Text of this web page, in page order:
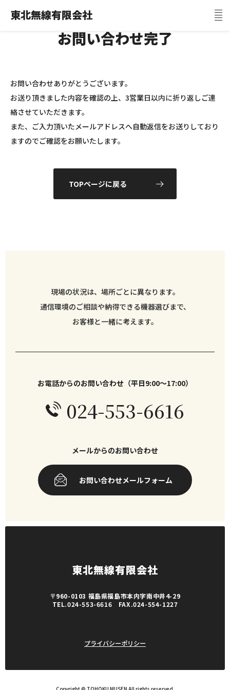
東北無線有限会社
お問い合わせ完了
お問い合わせありがとうございます。
お送り頂きました内容を確認の上、3営業日以内に折り返しご連
絡させていただきます。
また、ご入力頂いたメールアドレスへ自動返信をお送りしており
ますのでご確認をお願いたします。
TOPページに戻る
現場の状況は、場所ごとに異なります。
通信環境のご相談や納得できる機器選びまで、
お客様と一緒に考えます。
お電話からのお問い合わせ（平日9:00〜17:00）
024-553-6616
メールからのお問い合わせ
お問い合わせメールフォーム
東北無線有限会社
〒960-0103 福島県福島市本内字南中井4-29
TEL.024-553-6616 FAX.024-554-1227
プライバシーポリシー